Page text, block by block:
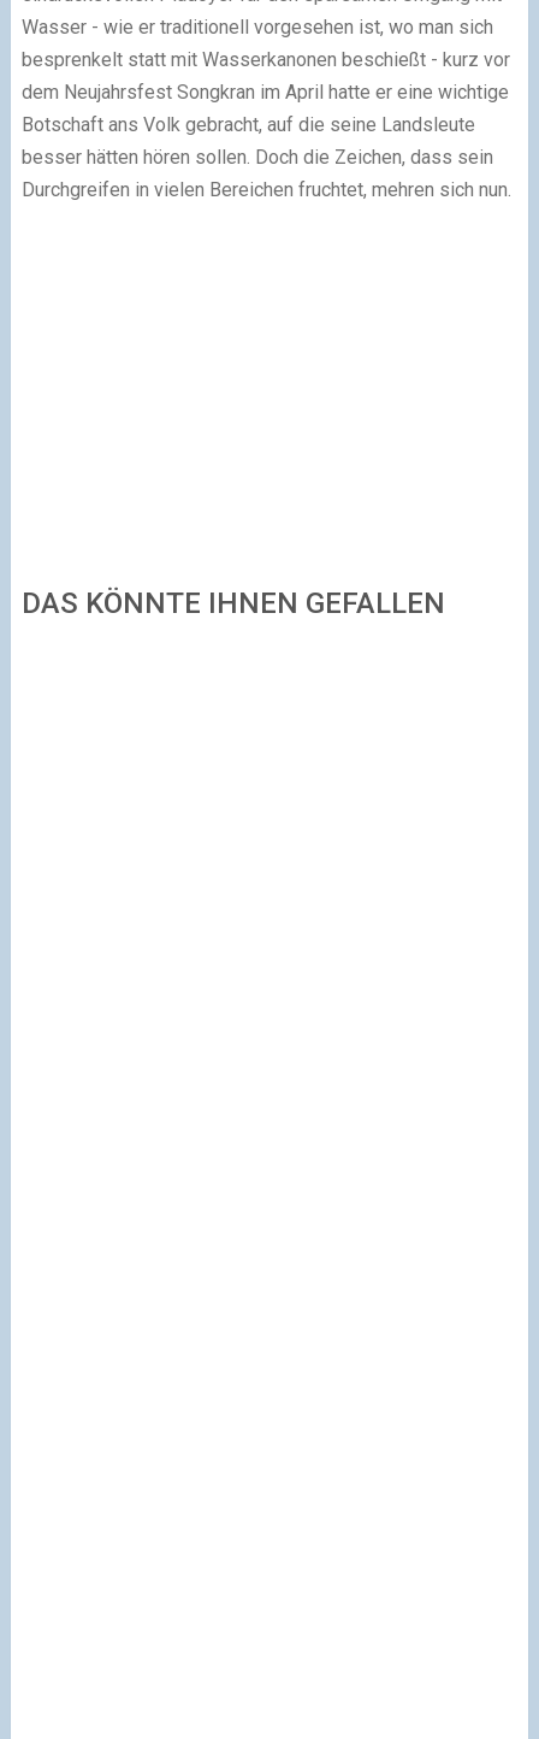
Wasser - wie er traditionell vorgesehen ist, wo man sich
besprenkelt statt mit Wasserkanonen beschießt - kurz vor
dem Neujahrsfest Songkran im April hatte er eine wichtige
Botschaft ans Volk gebracht, auf die seine Landsleute
besser hätten hören sollen. Doch die Zeichen, dass sein
Durchgreifen in vielen Bereichen fruchtet, mehren sich nun.
DAS KÖNNTE IHNEN GEFALLEN